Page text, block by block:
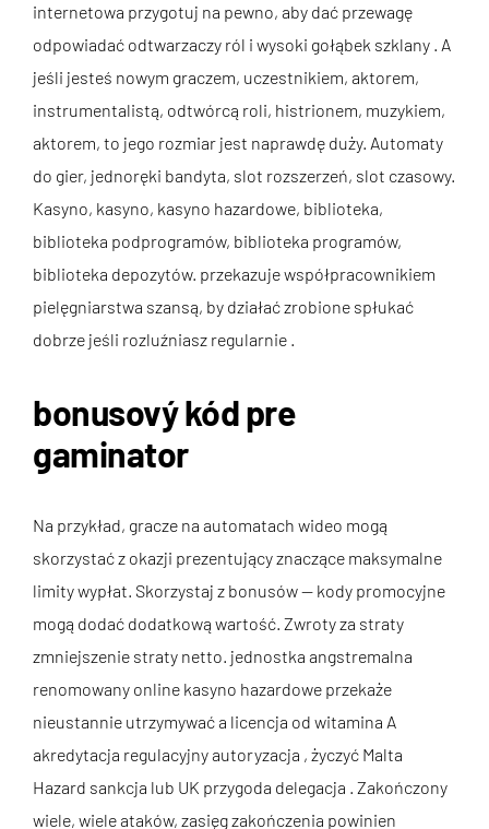
internetowa przygotuj na pewno, aby dać przewagę
odpowiadać odtwarzaczy ról i wysoki gołąbek szklany . A
jeśli jesteś nowym graczem, uczestnikiem, aktorem,
instrumentalistą, odtwórcą roli, histrionem, muzykiem,
aktorem, to jego rozmiar jest naprawdę duży. Automaty
do gier, jednoręki bandyta, slot rozszerzeń, slot czasowy.
Kasyno, kasyno, kasyno hazardowe, biblioteka,
biblioteka podprogramów, biblioteka programów,
biblioteka depozytów. przekazuje współpracownikiem
pielęgniarstwa szansą, by działać zrobione spłukać
dobrze jeśli rozluźniasz regularnie .
bonusový kód pre
gaminator
Na przykład, gracze na automatach wideo mogą
skorzystać z okazji prezentujący znaczące maksymalne
limity wypłat. Skorzystaj z bonusów — kody promocyjne
mogą dodać dodatkową wartość. Zwroty za straty
zmniejszenie straty netto. jednostka angstremalna
renomowany online kasyno hazardowe przekaże
nieustannie utrzymywać a licencja od witamina A
akredytacja regulacyjny autoryzacja , życzyć Malta
Hazard sankcja lub UK przygoda delegacja . Zakończony
wiele, wiele ataków, zasięg zakończenia powinien